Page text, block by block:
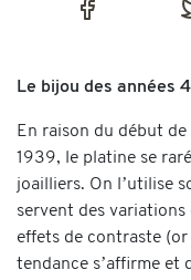
Le bijou des années
En raison du début
1939, le platine se
joailliers. On l’utilise
servent des
effets de contraste
tendance s’affirme et